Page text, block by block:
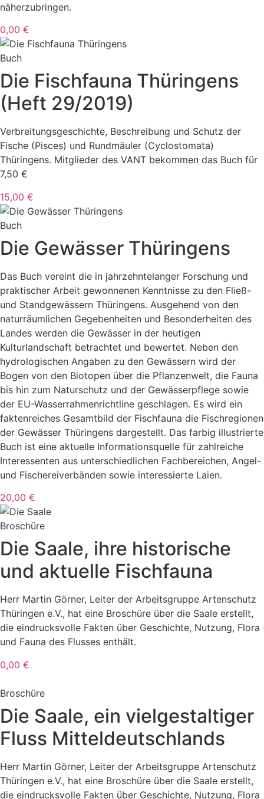
näherzubringen.
0,00 €
Buch
Die Fischfauna Thüringens
(Heft 29/2019)
Verbreitungsgeschichte, Beschreibung und Schutz der
Fische (Pisces) und Rundmäuler (Cyclostomata)
Thüringens. Mitglieder des VANT bekommen das Buch für
7,50 €
15,00 €
Buch
Die Gewässer Thüringens
Das Buch vereint die in jahrzehntelanger Forschung und
praktischer Arbeit gewonnenen Kenntnisse zu den Fließ-
und Standgewässern Thüringens. Ausgehend von den
naturräumlichen Gegebenheiten und Besonderheiten des
Landes werden die Gewässer in der heutigen
Kulturlandschaft betrachtet und bewertet. Neben den
hydrologischen Angaben zu den Gewässern wird der
Bogen von den Biotopen über die Pflanzenwelt, die Fauna
bis hin zum Naturschutz und der Gewässerpflege sowie
der EU-Wasserrahmenrichtline geschlagen. Es wird ein
faktenreiches Gesamtbild der Fischfauna die Fischregionen
der Gewässer Thüringens dargestellt. Das farbig illustrierte
Buch ist eine aktuelle Informationsquelle für zahlreiche
Interessenten aus unterschiedlichen Fachbereichen, Angel-
und Fischereiverbänden sowie interessierte Laien.
20,00 €
Broschüre
Die Saale, ihre historische
und aktuelle Fischfauna
Herr Martin Görner, Leiter der Arbeitsgruppe Artenschutz
Thüringen e.V., hat eine Broschüre über die Saale erstellt,
die eindrucksvolle Fakten über Geschichte, Nutzung, Flora
und Fauna des Flusses enthält.
0,00 €
Broschüre
Die Saale, ein vielgestaltiger
Fluss Mitteldeutschlands
Herr Martin Görner, Leiter der Arbeitsgruppe Artenschutz
Thüringen e.V., hat eine Broschüre über die Saale erstellt,
die eindrucksvolle Fakten über Geschichte, Nutzung, Flora